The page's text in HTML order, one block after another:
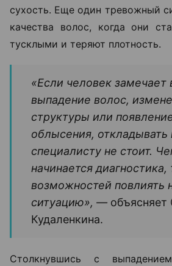
сухость. Еще один тревожный
качества волос, когда они
тусклыми и теряют плотность.
«Если человек
выпадение волос,
структуры или
облысения, откладывать
специалисту не стоит.
начинается
возможностей повлиять
ситуацию», — объясняет
Кудаленкина.
Столкнувшись с